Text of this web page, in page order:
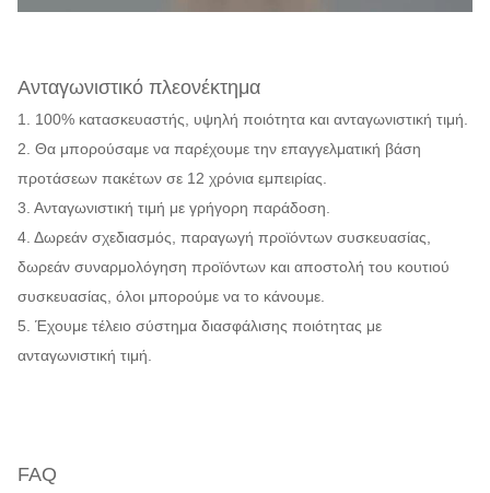
Ανταγωνιστικό πλεονέκτημα
1. 100% κατασκευαστής, υψηλή ποιότητα και ανταγωνιστική τιμή.
2. Θα μπορούσαμε να παρέχουμε την επαγγελματική βάση
προτάσεων πακέτων σε 12 χρόνια εμπειρίας.
3. Ανταγωνιστική τιμή με γρήγορη παράδοση.
4. Δωρεάν σχεδιασμός, παραγωγή προϊόντων συσκευασίας,
δωρεάν συναρμολόγηση προϊόντων και αποστολή του κουτιού
συσκευασίας, όλοι μπορούμε να το κάνουμε.
5. Έχουμε τέλειο σύστημα διασφάλισης ποιότητας με
ανταγωνιστική τιμή.
FAQ